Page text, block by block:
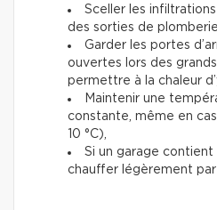
Sceller les
des sorties de
Garder les portes
ouvertes lors des
permettre à la chaleur
Maintenir une
constante, même en
10 °C),
Si un garage
chauffer légèrement